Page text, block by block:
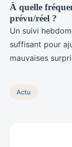
À quelle
prévu/réel ?
Un suivi
suffisant pour
mauvaises
Actu